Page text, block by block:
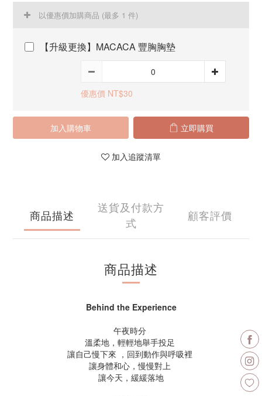
以優惠價加購商品 (最多 1 件)
【升級更換】MACACA 豐胸胸墊
優惠價 NT$30
加入購物車 立即購買
加入追蹤清單
商品描述
送貨及付款方
式
顧客評價
商品描述
Behind the Experience
午夜時分
溫柔地，輕輕地舉手投足
讓自己慢下來 ，回到動作與呼吸裡
讓身體和心，慢慢對上
讓今天，緩緩落地